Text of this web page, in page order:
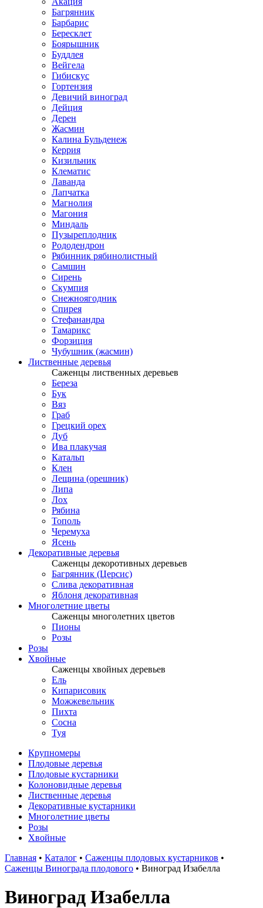
Багрянник
Барбарис
Бересклет
Боярышник
Буддлея
Вейгела
Гибискус
Гортензия
Девичий виноград
Дейция
Дерен
Жасмин
Калина Бульденеж
Керрия
Кизильник
Клематис
Лаванда
Лапчатка
Магнолия
Магония
Миндаль
Пузыреплодник
Рододендрон
Рябинник рябинолистный
Самшин
Сирень
Скумпия
Снежноягодник
Спирея
Стефанандра
Тамарикс
Форзиция
Чубушник (жасмин)
Лиственные деревья
Саженцы лиственных деревьев
Береза
Бук
Вяз
Граб
Грецкий орех
Дуб
Ива плакучая
Катальп
Клен
Лещина (орешник)
Липа
Лох
Рябина
Тополь
Черемуха
Ясень
Декоративные деревья
Саженцы декоротивных деревьев
Багрянник (Церсис)
Слива декоративная
Яблоня декоративная
Многолетние цветы
Саженцы многолетних цветов
Пионы
Розы
Розы
Хвойные
Саженцы хвойных деревьев
Ель
Кипарисовик
Можжевельник
Пихта
Сосна
Туя
Крупномеры
Плодовые деревья
Плодовые кустарники
Колоновидные деревья
Лиственные деревья
Декоративные кустарники
Многолетние цветы
Розы
Хвойные
Главная • Каталог • Саженцы плодовых кустарников •
Саженцы Винограда плодового • Виноград Изабелла
Виноград Изабелла